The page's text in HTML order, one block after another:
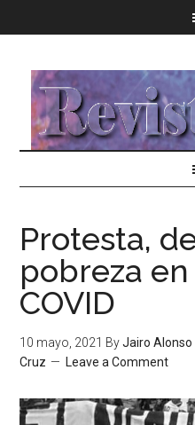
Protesta,
pobreza
COVID
10 mayo, 2021 ByJairo Alonso
Cruz
Leave a Comment